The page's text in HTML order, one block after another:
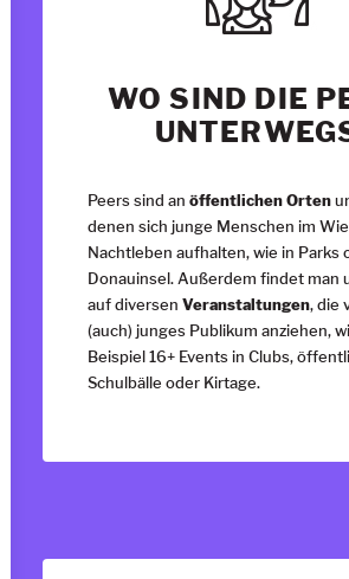
WO SIND DIE
Peers sind an öffentlichen Orten
denen sich junge Menschen im
Nachtleben aufhalten, wie in Parks
Donauinsel. Außerdem findet man
auf diversen Veranstaltungen, die
(auch) junges Publikum anziehen,
Beispiel 16+ Events in Clubs,
Schulbälle oder Kirtage.